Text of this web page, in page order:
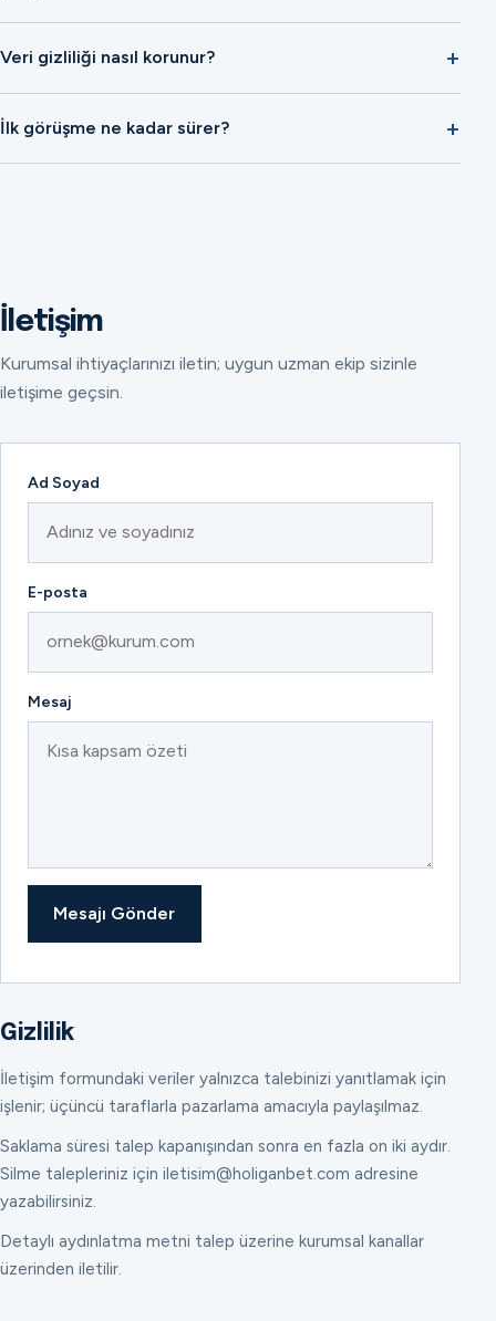
Veri gizliliği nasıl korunur?
İlk görüşme ne kadar sürer?
İletişim
Kurumsal ihtiyaçlarınızı iletin; uygun uzman ekip sizinle
iletişime geçsin.
Ad Soyad
E-posta
Mesaj
Mesajı Gönder
Gizlilik
İletişim formundaki veriler yalnızca talebinizi yanıtlamak için
işlenir; üçüncü taraflarla pazarlama amacıyla paylaşılmaz.
Saklama süresi talep kapanışından sonra en fazla on iki aydır.
Silme talepleriniz için iletisim@holiganbet.com adresine
yazabilirsiniz.
Detaylı aydınlatma metni talep üzerine kurumsal kanallar
üzerinden iletilir.